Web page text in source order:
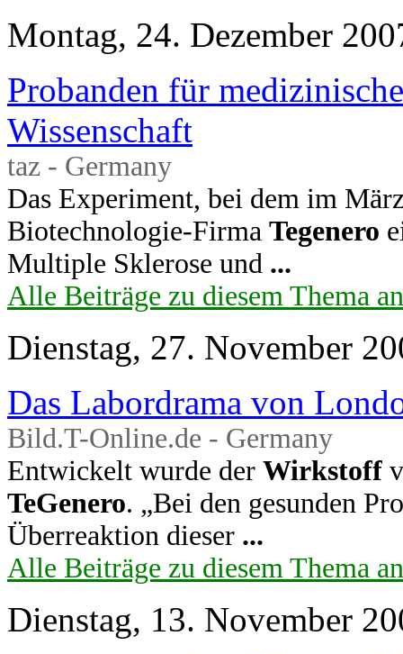
Montag, 24. Dezember
Probanden für
Wissenschaft
taz - Germany
Das Experiment, bei dem im
Biotechnologie-Firma Tegenero
Multiple Sklerose und ...
Alle Beiträge zu diesem Thema
Dienstag, 27. November
Das Labordrama von
Bild.T-Online.de - Germany
Entwickelt wurde der Wirkstoff
TeGenero. „Bei den gesunden
Überreaktion dieser ...
Alle Beiträge zu diesem Thema
Dienstag, 13. November